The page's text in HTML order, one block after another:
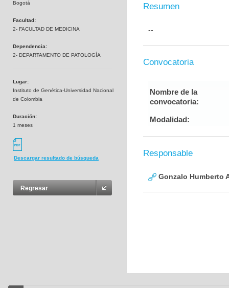
Bogotá
Facultad:
2- FACULTAD DE MEDICINA
Dependencia:
2- DEPARTAMENTO DE PATOLOGÍA
Lugar:
Instituto de Genética-Universidad Nacional
de Colombia
Duración:
1 meses
Descargar resultado de búsqueda
Regresar
Resumen
--
Convocatoria
Nombre de la
convocatoria:
Modalidad:
Responsable
Gonzalo Humberto